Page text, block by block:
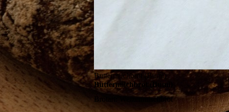
Buttermilchbrot (Bumi)
Buttermilchbrot (Bumi)
Weizenmischbrot